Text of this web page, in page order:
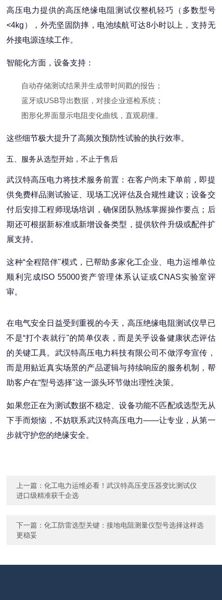
高压电力提供的高压绝缘电阻测试仪整机轻巧（多数型号
<4kg），外壳坚固防摔，电池续航可达8小时以上，支持无
外接电源连续工作。
智能化方面，设备支持：
自动存储测试结果并生成带时间戳的报告；
蓝牙或USB导出数据，对接企业巡检系统；
图形化界面显示电阻变化曲线，直观易懂。
这些细节极大提升了高频次预防性试验的执行效率。
五、服务从选型开始，不止于售后
武汉特高压电力将技术服务前置：在客户尚未下单前，即提
供免费样品测试验证、现场工况评估及合规性建议；设备交
付后安排工程师现场培训，确保团队熟练掌握操作要点；后
期还可根据新标准或新增设备类型，提供软件升级或配件扩
展支持。
这种“全程陪伴"模式，已帮助多家化工企业、电力运维单位
顺利完成ISO 55000资产管理体系认证或CNAS实验室评
审。
在电气安全日益受到重视的今天，高压绝缘电阻测试仪早已
不是“打个表就行"的简单仪表，而是关乎设备健康状态评估
的关键工具。武汉特高压电力科技有限公司不做浮夸宣传，
而是用贴近真实场景的产品逻辑与持续响应的服务机制，帮
助客户在“型号选择"这一源头环节做出理性决策。
如果您正在为测试数据不稳定、设备功能不匹配或选型无从
下手而烦恼，不妨联系武汉特高压电力——让专业，从第一
步就守护您的绝缘安全。
上一篇：化工电力运维必看！武汉特高压变压器变比测试仪
进口级精准获千企选
下一篇：化工防雷选型关键：接地电阻测量仪型号选择这样选
更稳妥